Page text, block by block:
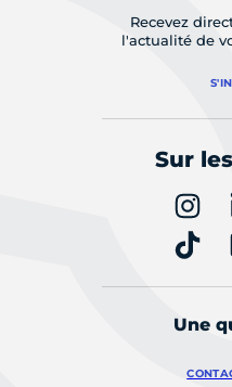
Recevez
l'actualité de
Sur
Une